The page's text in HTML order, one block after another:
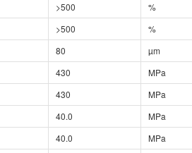
>500
%
>500
%
80 µm
430
MPa
430 MPa
40.0
MPa
40.0 MPa